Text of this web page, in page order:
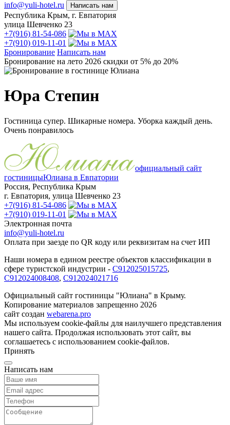
info@yuli-hotel.ru
Написать нам
Республика Крым, г. Евпатория
улица Шевченко 23
+7(916) 81-54-086
+7(910) 019-11-01
Бронирование Написать нам
Бронирование на лето 2026 скидки от 5% до 20%
Юра Степин
Гостиница супер. Шикарные номера. Уборка каждый день.
Очень понравилось
официальный сайт
гостиницыЮлиана в Евпатории
Россия, Республика Крым
г. Евпатория, улица Шевченко 23
+7(916) 81-54-086
+7(910) 019-11-01
Электронная почта
info@yuli-hotel.ru
Оплата при заезде по QR коду или реквизитам на счет ИП
Наши номера в едином реестре объектов классификации в
сфере туристской индустрии - С912025015725,
С912024008408, С912024021716
Официальный сайт гостиницы "Юлиана" в Крыму.
Копирование материалов запрещенно 2026
сайт создан webarena.pro
Мы используем cookie-файлы для наилучшего представления
нашего сайта. Продолжая использовать этот сайт, вы
соглашаетесь с использованием cookie-файлов.
Принять
Написать нам